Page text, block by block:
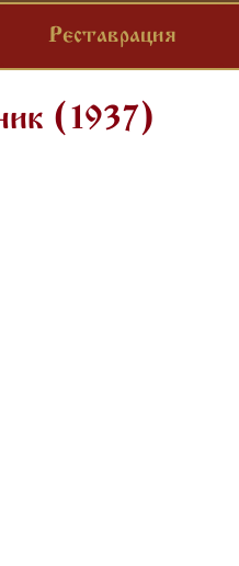
Реставрация
(1937)